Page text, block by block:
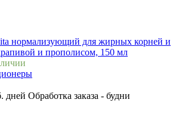
нормализующий для жирных корней и
и прополисом, 150 мл
Обработка заказа - будни